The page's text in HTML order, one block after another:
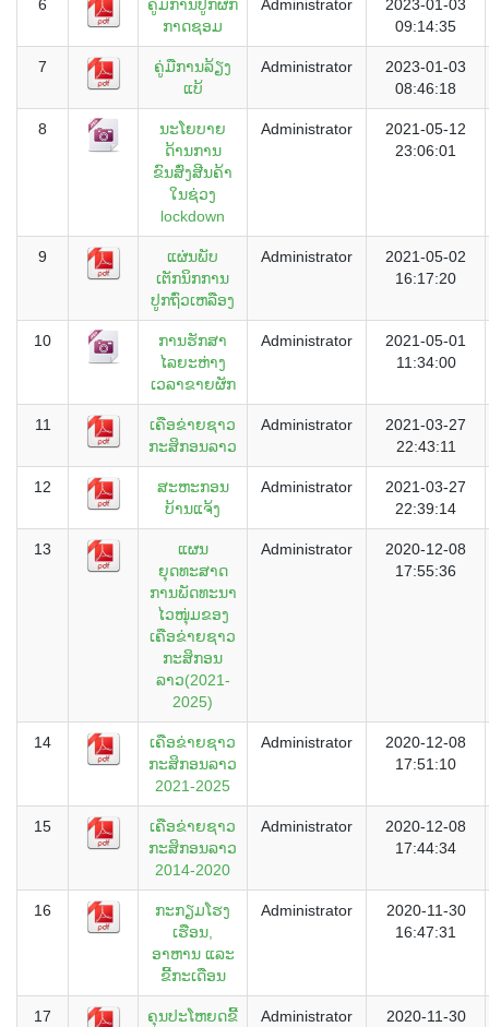
6
ຄູ່ມືການປູກຜັກ
ກາດຊອມ
Administrator
2023-01-03
09:14:35
7
ຄູ່ມືການລ້ຽງ
ແບ້
Administrator
2023-01-03
08:46:18
8
ນະໂຍບາຍ
ດ້ານການ
ຂົນສົ່ງສີນຄ້າ
ໃນຊ່ວງ
lockdown
Administrator
2021-05-12
23:06:01
9
ແຜ່ນພັບ
ເຕັກນິກການ
ປູກຖົ່ວເຫລືອງ
Administrator
2021-05-02
16:17:20
10
ການຮັກສາ
ໄລຍະຫ່າງ
ເວລາຂາຍຜັກ
Administrator
2021-05-01
11:34:00
11
ເຄືອຂ່າຍຊາວ
ກະສິກອນລາວ
Administrator
2021-03-27
22:43:11
12
ສະຫະກອນ
ບ້ານແຈ້ງ
Administrator
2021-03-27
22:39:14
13
ແຜນ
ຍຸດທະສາດ
ການພັດທະນາ
ໄວໜຸ່ມຂອງ
ເຄືອຂ່າຍຊາວ
ກະສິກອນ
ລາວ(2021-
2025)
Administrator
2020-12-08
17:55:36
14
ເຄືອຂ່າຍຊາວ
ກະສິກອນລາວ
2021-2025
Administrator
2020-12-08
17:51:10
15
ເຄືອຂ່າຍຊາວ
ກະສິກອນລາວ
2014-2020
Administrator
2020-12-08
17:44:34
16
ກະກຽມໂຮງ
ເຮືອນ,
ອາຫານ ແລະ
ຂີ້ກະເດືອນ
Administrator
2020-11-30
16:47:31
17
ຄຸນປະໂຫຍດຂີ້
Administrator
2020-11-30